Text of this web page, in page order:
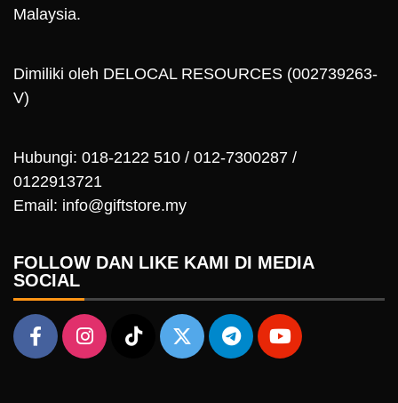
Malaysia.
Dimiliki oleh DELOCAL RESOURCES (002739263-
V)
Hubungi: 018-2122 510 / 012-7300287 /
0122913721
Email: info@giftstore.my
FOLLOW DAN LIKE KAMI DI MEDIA
SOCIAL